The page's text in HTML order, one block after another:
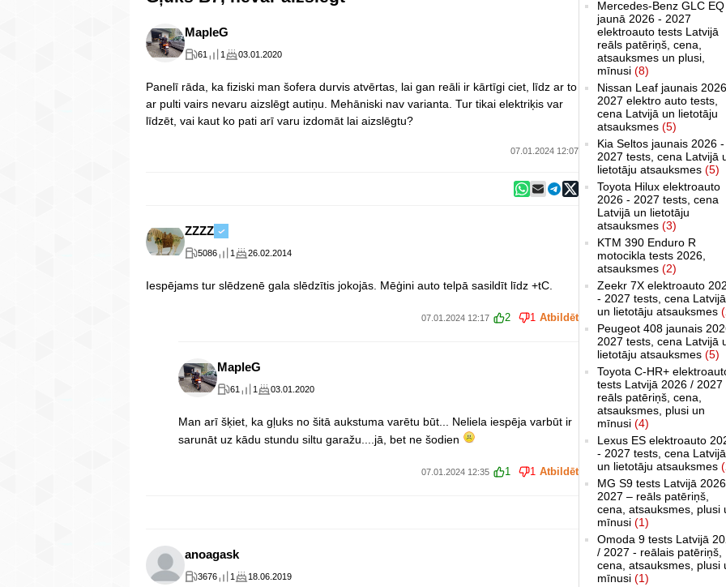
MapleG
61 1 03.01.2020
Panelī rāda, ka fiziski man šofera durvis atvērtas, lai gan reāli ir kārtīgi ciet, līdz ar to
ar pulti vairs nevaru aizslēgt autiņu. Mehāniski nav varianta. Tur tikai elektriķis var
līdzēt, vai kaut ko pati arī varu izdomāt lai aizslēgtu?
07.01.2024 12:07
ZZZZ
5086 1 26.02.2014
Iespējams tur slēdzenē gala slēdzītis jokojās. Mēģini auto telpā sasildīt līdz +tC.
07.01.2024 12:17 2 1 Atbildēt
MapleG
61 1 03.01.2020
Man arī šķiet, ka gļuks no šitā aukstuma varētu būt... Neliela iespēja varbūt ir
sarunāt uz kādu stundu siltu garažu....jā, bet ne šodien
07.01.2024 12:35 1 1 Atbildēt
anoagask
3676 1 18.06.2019
Mercedes-Benz GLC EQ
jaunā 2026 - 2027
elektroauto tests Latvijā
reāls patēriņš, cena,
atsauksmes un plusi,
mīnusi (8)
Nissan Leaf jaunais
2027 elektro auto tests,
cena Latvijā un lietotāju
atsauksmes (5)
Kia Seltos jaunais 2026 -
2027 tests, cena Latvijā
lietotāju atsauksmes (5)
Toyota Hilux elektroauto
2026 - 2027 tests, cena
Latvijā un lietotāju
atsauksmes (3)
KTM 390 Enduro R
motocikla tests 2026,
atsauksmes (2)
Zeekr 7X elektroauto
- 2027 tests, cena Latvijā
un lietotāju atsauksmes
Peugeot 408 jaunais
2027 tests, cena Latvijā
lietotāju atsauksmes (5)
Toyota C-HR+
tests Latvijā 2026 / 2027
reāls patēriņš, cena,
atsauksmes, plusi un
mīnusi (4)
Lexus ES elektroauto
- 2027 tests, cena Latvijā
un lietotāju atsauksmes
MG S9 tests Latvijā
2027 – reāls patēriņš,
cena, atsauksmes, plusi
mīnusi (1)
Omoda 9 tests Latvijā
/ 2027 - reālais patēriņš,
cena, atsauksmes, plusi
mīnusi (1)